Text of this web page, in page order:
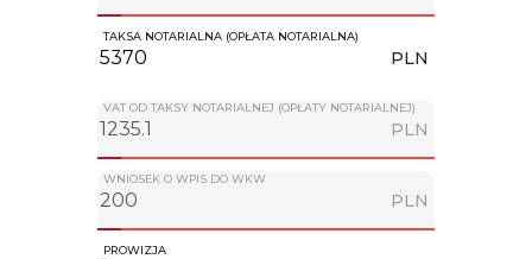
TAKSA NOTARIALNA (OPŁATA NOTARIALNA)
PLN
VAT OD TAKSY NOTARIALNEJ (OPŁATY NOTARIALNEJ)
PLN
WNIOSEK O WPIS DO WKW
PLN
PROWIZJA